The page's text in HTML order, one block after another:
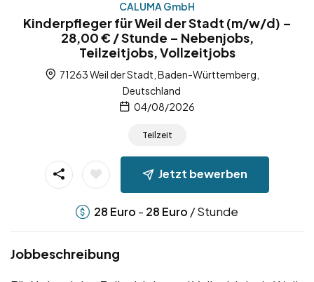
CALUMA GmbH
Kinderpfleger für Weil der Stadt (m/w/d) –
28,00 € / Stunde – Nebenjobs,
Teilzeitjobs, Vollzeitjobs
71263 Weil der Stadt, Baden-Württemberg,
Deutschland
04/08/2026
Teilzeit
Jetzt bewerben
28 Euro - 28 Euro / Stunde
Jobbeschreibung